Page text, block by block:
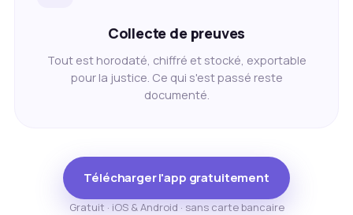
Collecte de preuves
Tout est horodaté, chiffré et stocké, exportable
pour la justice. Ce qui s'est passé reste
documenté.
Télécharger l'app gratuitement
Gratuit · iOS & Android · sans carte bancaire